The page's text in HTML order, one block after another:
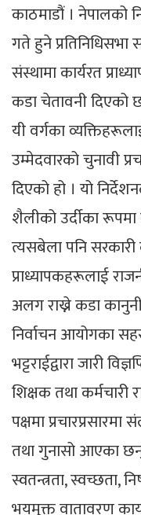
काठमाडौं । नेपालको
गते हुने प्रतिनिधिसभा
संस्थामा कार्यरत
कडा चेतावनी दिएको
यी वर्गका
उम्मेदवारको चुनावी
दिएको हो । यो
शैलीको उर्दीका
त्यसबेला पनि सरकारी
प्राध्यापकहरूलाई
अलग राख्ने कडा
निर्वाचन आयोगका
भट्टराईद्वारा जारी
शिक्षक तथा
पक्षमा
तथा गुनासो आएका छन्
स्वतन्त्रता, स्वच्छता,
भयमुक्त वातावरण